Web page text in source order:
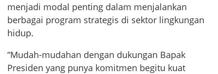
menjadi modal penting dalam menjalankan
berbagai program strategis di sektor lingkungan
hidup.
“Mudah-mudahan dengan dukungan Bapak
Presiden yang punya komitmen begitu kuat